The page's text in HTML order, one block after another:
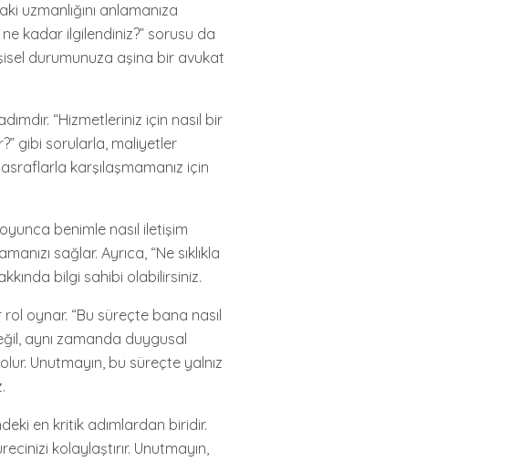
uzmanlığını anlamanıza
kadar ilgilendiniz?” sorusu da
durumunuza aşina bir avukat
“Hizmetleriniz için nasıl bir
gibi sorularla, maliyetler
karşılaşmamanız için
benimle nasıl iletişim
sağlar. Ayrıca, “Ne sıklıkla
bilgi sahibi olabilirsiniz.
oynar. “Bu süreçte bana nasıl
aynı zamanda duygusal
Unutmayın, bu süreçte yalnız
en kritik adımlardan biridir.
kolaylaştırır. Unutmayın,